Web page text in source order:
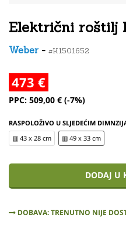
Električni roštilj
Weber- #K1501652
473 €
PPC: 509,00 € (-7%)
RASPOLOŽIVO U SLJEDEĆIM
▥ 43 x 28 cm
▥ 49 x 33 cm
DODAJ U
DOBAVA: TRENUTNO NIJE